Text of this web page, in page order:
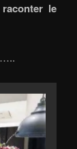
le